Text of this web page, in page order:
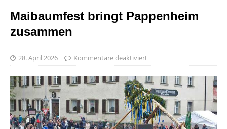
Maibaumfest bringt Pappenheim
zusammen
28. April 2026 Kommentare deaktiviert